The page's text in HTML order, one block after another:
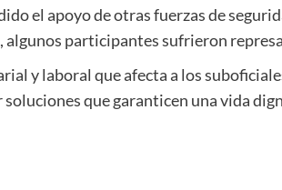
el apoyo de otras fuerzas de
algunos participantes sufrieron
y laboral que afecta a los
que garanticen una vida